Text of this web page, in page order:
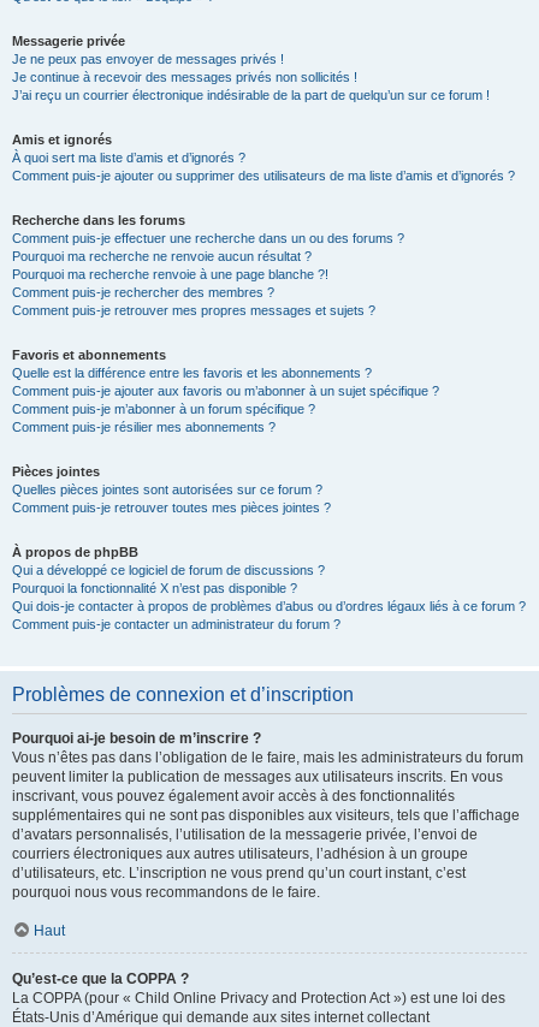
Messagerie privée
Je ne peux pas envoyer de messages privés !
Je continue à recevoir des messages privés non sollicités !
J’ai reçu un courrier électronique indésirable de la part de quelqu’un sur ce forum !
Amis et ignorés
À quoi sert ma liste d’amis et d’ignorés ?
Comment puis-je ajouter ou supprimer des utilisateurs de ma liste d’amis et d’ignorés ?
Recherche dans les forums
Comment puis-je effectuer une recherche dans un ou des forums ?
Pourquoi ma recherche ne renvoie aucun résultat ?
Pourquoi ma recherche renvoie à une page blanche ?!
Comment puis-je rechercher des membres ?
Comment puis-je retrouver mes propres messages et sujets ?
Favoris et abonnements
Quelle est la différence entre les favoris et les abonnements ?
Comment puis-je ajouter aux favoris ou m’abonner à un sujet spécifique ?
Comment puis-je m’abonner à un forum spécifique ?
Comment puis-je résilier mes abonnements ?
Pièces jointes
Quelles pièces jointes sont autorisées sur ce forum ?
Comment puis-je retrouver toutes mes pièces jointes ?
À propos de phpBB
Qui a développé ce logiciel de forum de discussions ?
Pourquoi la fonctionnalité X n’est pas disponible ?
Qui dois-je contacter à propos de problèmes d’abus ou d’ordres légaux liés à ce forum ?
Comment puis-je contacter un administrateur du forum ?
Problèmes de connexion et d’inscription
Pourquoi ai-je besoin de m’inscrire ?
Vous n’êtes pas dans l’obligation de le faire, mais les administrateurs du forum
peuvent limiter la publication de messages aux utilisateurs inscrits. En vous
inscrivant, vous pouvez également avoir accès à des fonctionnalités
supplémentaires qui ne sont pas disponibles aux visiteurs, tels que l’affichage
d’avatars personnalisés, l’utilisation de la messagerie privée, l’envoi de
courriers électroniques aux autres utilisateurs, l’adhésion à un groupe
d’utilisateurs, etc. L’inscription ne vous prend qu’un court instant, c’est
pourquoi nous vous recommandons de le faire.
Haut
Qu’est-ce que la COPPA ?
La COPPA (pour « Child Online Privacy and Protection Act ») est une loi des
États-Unis d’Amérique qui demande aux sites internet collectant